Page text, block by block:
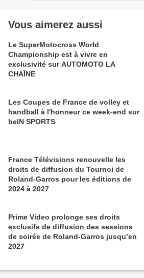
Vous aimerez aussi
Le SuperMotocross World
Championship est à vivre en
exclusivité sur AUTOMOTO LA
CHAÎNE
Les Coupes de France de volley et
handball à l'honneur ce week-end sur
beIN SPORTS
France Télévisions renouvelle les
droits de diffusion du Tournoi de
Roland-Garros pour les éditions de
2024 à 2027
Prime Video prolonge ses droits
exclusifs de diffusion des sessions
de soirée de Roland-Garros jusqu’en
2027